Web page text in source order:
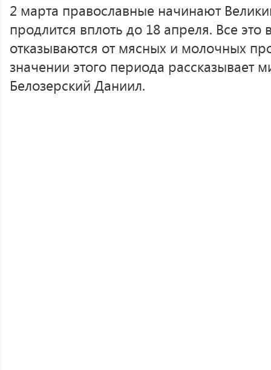
2 марта православные начинают
продлится вплоть до 18 апреля. Все
отказываются от мясных и молочных
значении этого периода рассказывает
Белозерский Даниил.